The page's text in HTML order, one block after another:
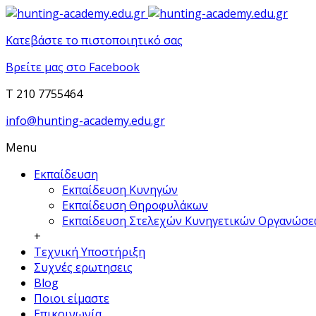
Κατεβάστε το πιστοποιητικό σας
Βρείτε μας στο Facebook
T 210 7755464
info@hunting-academy.edu.gr
Menu
Εκπαίδευση
Εκπαίδευση Κυνηγών
Εκπαίδευση Θηροφυλάκων
Εκπαίδευση Στελεχών Κυνηγετικών
+
Τεχνική Υποστήριξη
Συχνές ερωτησεις
Blog
Ποιοι είμαστε